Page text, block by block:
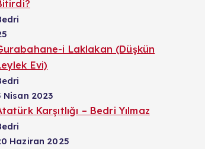
i Laklakan (Düşkün
Evi)
Nisan 2023
Karşıtlığı – Bedri Yılmaz
Haziran 2025